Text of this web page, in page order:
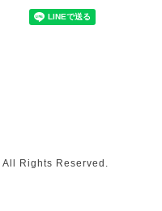
. All Rights Reserved.